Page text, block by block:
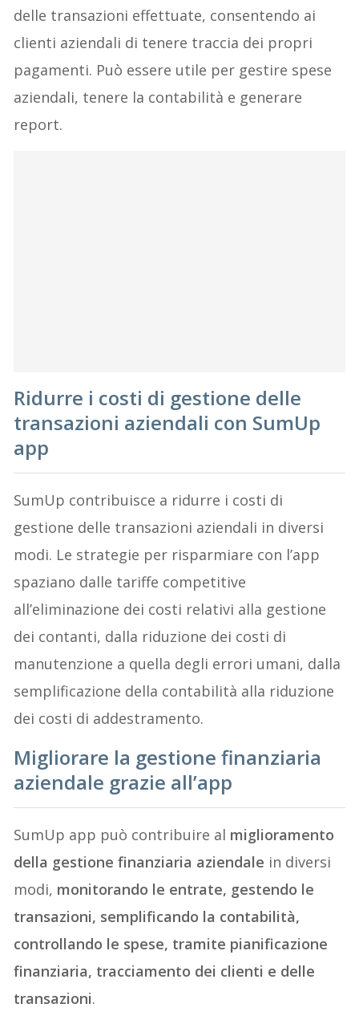
delle transazioni effettuate, consentendo ai
clienti aziendali di tenere traccia dei propri
pagamenti. Può essere utile per gestire spese
aziendali, tenere la contabilità e generare
report.
Ridurre i costi di gestione delle
transazioni aziendali con SumUp
app
SumUp contribuisce a ridurre i costi di
gestione delle transazioni aziendali in diversi
modi. Le strategie per risparmiare con l’app
spaziano dalle tariffe competitive
all’eliminazione dei costi relativi alla gestione
dei contanti, dalla riduzione dei costi di
manutenzione a quella degli errori umani, dalla
semplificazione della contabilità alla riduzione
dei costi di addestramento.
Migliorare la gestione finanziaria
aziendale grazie all’app
SumUp app può contribuire al miglioramento
della gestione finanziaria aziendale in diversi
modi, monitorando le entrate, gestendo le
transazioni, semplificando la contabilità,
controllando le spese, tramite pianificazione
finanziaria, tracciamento dei clienti e delle
transazioni.